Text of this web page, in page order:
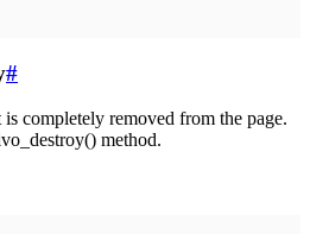
#
completely removed from the page.
method.